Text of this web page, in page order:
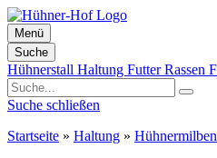
Menü
Suche
Zum
Inhalt
springen
Hühnerstall Haltung FutterRassen
Suche schließen
Startseite » Haltung » Hühnermilben